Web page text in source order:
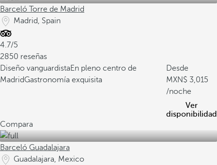
Barceló Torre de Madrid
Madrid, Spain
4.7/5
2850 reseñas
Diseño vanguardistaEn pleno centro de
MadridGastronomía exquisita
Desde
3,015
/noche
Ver
disponibilidad
Compara
Barceló Guadalajara
Guadalajara, Mexico